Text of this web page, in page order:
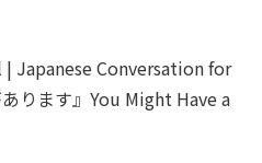
Japanese Conversation for
ります』You Might Have a